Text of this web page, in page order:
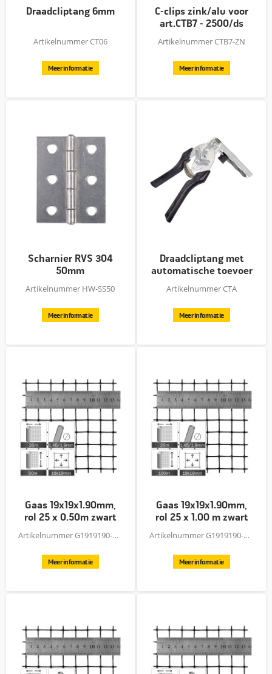
Draadcliptang 6mm
Artikelnummer CT06
Meer informatie
C-clips zink/alu voor
art.CTB7 - 2500/ds
Artikelnummer CTB7-ZN
Meer informatie
Scharnier RVS 304
50mm
Artikelnummer HW-SS50
Meer informatie
Draadcliptang met
automatische toevoer
Artikelnummer CTA
Meer informatie
Gaas 19x19x1.90mm,
rol 25 x 0.50m zwart
Artikelnummer G1919190-50B
Meer informatie
Gaas 19x19x1.90mm,
rol 25 x 1.00 m zwart
Artikelnummer G1919190-100B
Meer informatie